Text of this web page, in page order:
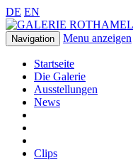
DE EN
Navigation Menu anzeigen
Startseite
Die Galerie
Ausstellungen
News
Clips